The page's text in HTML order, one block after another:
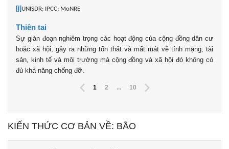
[i] UNISDR; IPCC; MoNRE
Thiên tai
Sự gián đoạn nghiêm trọng các hoạt động của cộng đồng dân cư
hoặc xã hội, gây ra những tổn thất và mất mát về tính mạng, tài
sản, kinh tế và môi trường mà cộng đồng và xã hội đó không có
đủ khả năng chống đỡ.
1 2 ... 10
KIẾN THỨC CƠ BẢN VỀ: BÃO